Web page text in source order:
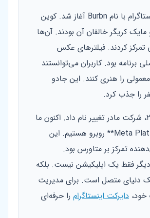
داستان اینستاگرام با نام Burbn آغاز شد. کوین
کریگر خالقان آن بودند. آن‌ها
کردند. فیلترهای عکس
برنامه بود. کاربران می‌توانستند
را هنری کنند. این جادو
را جذب کرد.
در سال ۲۰۲۱، شرکت مادر تغییر نام داد. اکنون ما
با **Meta Platforms** روبرو هستیم. این
تمرکز بر متاورس بود.
دیگر فقط یک اپلیکیشن نیست. بلکه
دنیای متصل است. برای مدیریت
دایرکت اینستاگرام را حرفه‌ای